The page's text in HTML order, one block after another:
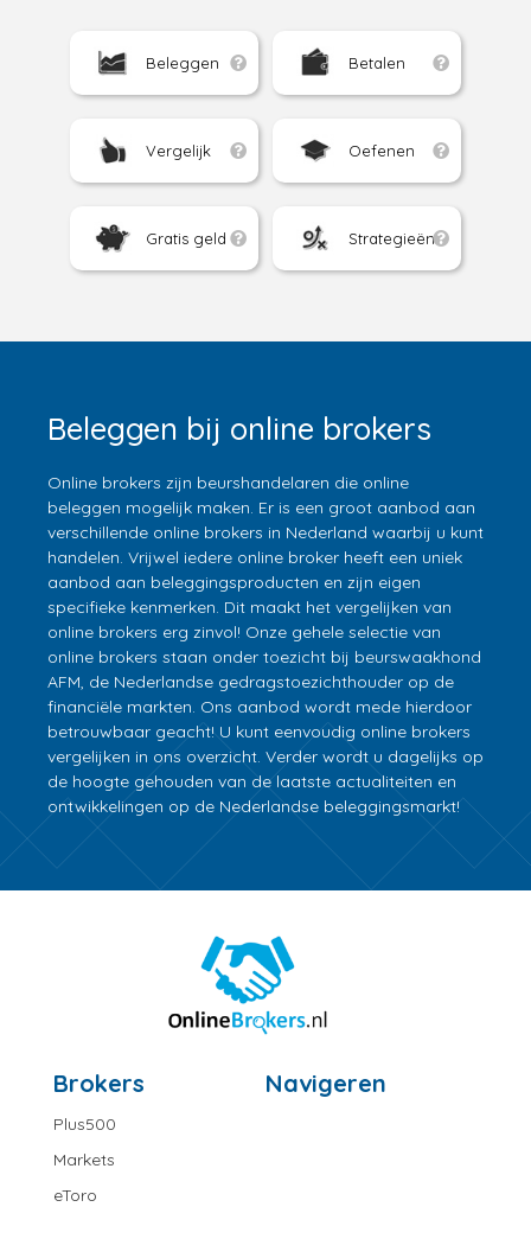
Beleggen Betalen
Vergelijk Oefenen
Gratis geld Strategieën
Beleggen bij online brokers
Online brokers zijn beurshandelaren die online
beleggen mogelijk maken. Er is een groot aanbod aan
verschillende online brokers in Nederland waarbij u kunt
handelen. Vrijwel iedere online broker heeft een uniek
aanbod aan beleggingsproducten en zijn eigen
specifieke kenmerken. Dit maakt het vergelijken van
online brokers erg zinvol! Onze gehele selectie van
online brokers staan onder toezicht bij beurswaakhond
AFM, de Nederlandse gedragstoezichthouder op de
financiële markten. Ons aanbod wordt mede hierdoor
betrouwbaar geacht! U kunt eenvoudig online brokers
vergelijken in ons overzicht. Verder wordt u dagelijks op
de hoogte gehouden van de laatste actualiteiten en
ontwikkelingen op de Nederlandse beleggingsmarkt!
Brokers
Plus500
Markets
eToro
Navigeren